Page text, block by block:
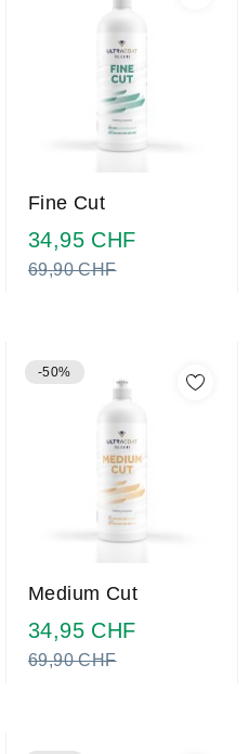
Fine Cut
34,95 CHFPrix
69,90 CHF
-50%
Medium Cut
34,95 CHFPrix
69,90 CHF